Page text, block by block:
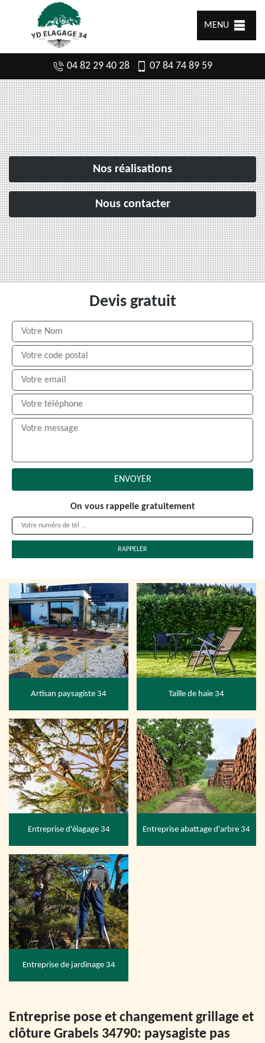
MENU
04 82 29 40 28 07 84 74 89 59
Nos réalisations
Nous contacter
Devis gratuit
On vous rappelle gratuitement
Artisan paysagiste 34 Taille de haie 34
Entreprise d'élagage 34 Entreprise abattage d'arbre 34
Entreprise de jardinage 34
Entreprise pose et changement grillage et
clôture Grabels 34790: paysagiste pas